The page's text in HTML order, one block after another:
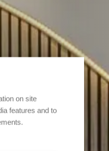
on site
features and to